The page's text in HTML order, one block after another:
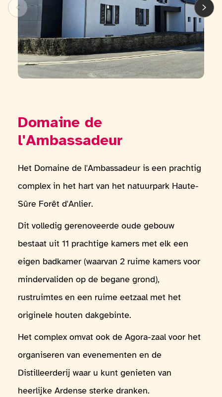
Domaine de
l'Ambassadeur
Het Domaine de l'Ambassadeur is een prachtig
complex in het hart van het natuurpark Haute-
Sûre Forêt d'Anlier.
Dit volledig gerenoveerde oude gebouw
bestaat uit 11 prachtige kamers met elk een
eigen badkamer (waarvan 2 ruime kamers voor
mindervaliden op de begane grond),
rustruimtes en een ruime eetzaal met het
originele houten dakgebinte.
Het complex omvat ook de Agora-zaal voor het
organiseren van evenementen en de
Distilleerderij waar u kunt genieten van
heerlijke Ardense sterke dranken.